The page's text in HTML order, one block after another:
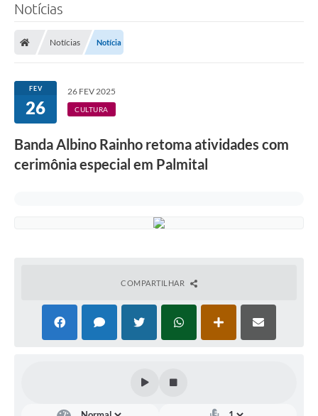
Departamentos
Câmara Municipal
Contato
Notícias
Notícias Notícia
FEV
26
26 FEV 2025
CULTURA
Banda Albino Rainho retoma atividades com
cerimônia especial em Palmital
COMPARTILHAR